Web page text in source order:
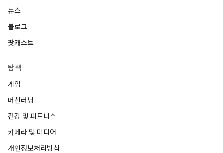
뉴스
블로그
팟캐스트
탐색
게임
머신러닝
건강 및 피트니스
카메라 및 미디어
개인정보처리방침